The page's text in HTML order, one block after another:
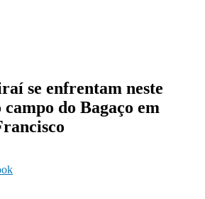
se enfrentam neste
campo do Bagaço em